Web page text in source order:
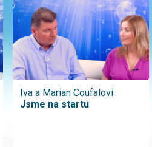
Iva a Marian Coufalovi
Jsme na startu